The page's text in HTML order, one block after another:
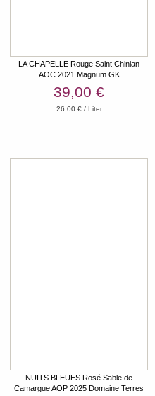
LA CHAPELLE Rouge Saint Chinian
AOC 2021 Magnum GK
39,00 €
26,00 € / Liter
NUITS BLEUES Rosé Sable de
Camargue AOP 2025 Domaine Terres